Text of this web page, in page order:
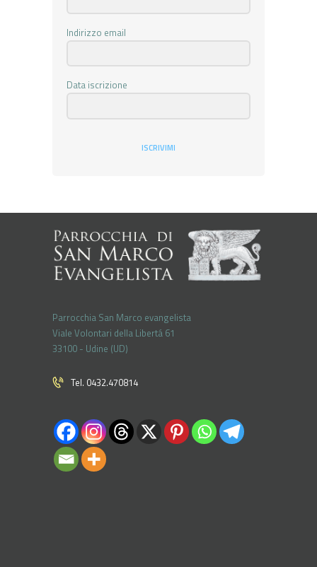
Indirizzo email
Data iscrizione
ISCRIVIMI
Parrocchia San Marco evangelista
Viale Volontari della Libertá 61
33100 - Udine (UD)
Tel. 0432.470814